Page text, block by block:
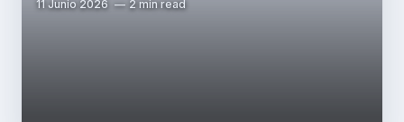
11 Junio 2026 2 min read